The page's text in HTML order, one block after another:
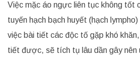
Việc mặc áo ngực liên tục không tốt
tuyến hạch bạch huyết (hạch
việc bài tiết các độc tố gặp khó
tiết được, sẽ tích tụ lâu dần gây nên